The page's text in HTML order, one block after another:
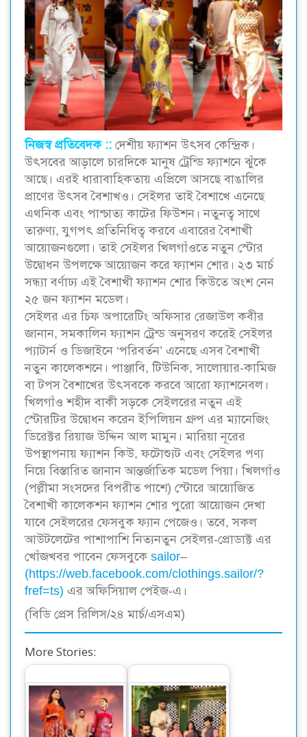
নিজস্ব প্রতিবেদক :: দেশীয় ফ্যাশন উৎসব কেন্দ্রিক।
উৎসবের আড়ালে চারদিকে মানুষ ট্রেন্ডি ফ্যাশনে ঝুঁকে
আছে। এরই ধারাবাহিকতায় এপ্রিলে আসছে বাঙালির
প্রাণের উৎসব বৈশাখও। সেইলর তাই বৈশাখে এনেছে
এথনিক এবং পাশ্চাত্য কাটের ফিউশন। নতুনত্ব সাথে
তারুণ্য, যুগপৎ প্রতিনিধিত্ব করবে এবারের বৈশাখী
আয়োজনগুলো। তাই সেইলর খিলগাঁওতে নতুন স্টোর
উদ্বোধন উপলক্ষে আয়োজন করে ফ্যাশন শোর। ২৩ মার্চ
সন্ধ্যা বর্ণাঢ্য এই বৈশাখী ফ্যাশন শোর কিউতে অংশ নেন
২৫ জন ফ্যাশন মডেল।
সেইলর এর চিফ অপারেটিং অফিসার রেজাউল কবীর
জানান, সমকালিন ফ্যাশন ট্রেন্ড অনুসরণ করেই সেইলর
প্যাটার্ন ও ডিজাইনে ‘পরিবর্তন’ এনেছে এসব বৈশাখী
নতুন কালেকশনে। পাঞ্জাবি, টিউনিক, সালোয়ার-কামিজ
বা টপস বৈশাখের উৎসবকে করবে আরো ফ্যাশনেবল।
খিলগাঁও শহীদ বাকী সড়কে সেইলরের নতুন এই
স্টোরটির উদ্বোধন করেন ইপিলিয়ন গ্রুপ এর ম্যানেজিং
ডিরেক্টর রিয়াজ উদ্দিন আল মামুন। মারিয়া নূরের
উপস্থাপনায় ফ্যাশন কিউ, ফটোশ্যুট এবং সেইলর পণ্য
নিয়ে বিস্তারিত জানান আন্তর্জাতিক মডেল পিয়া। খিলগাঁও
(পল্লীমা সংসদের বিপরীত পাশে) স্টোরে আয়োজিত
বৈশাখী কালেকশন ফ্যাশন শোর পুরো আয়োজন দেখা
যাবে সেইলরের ফেসবুক ফ্যান পেজেও। তবে, সকল
আউটলেটের পাশাপাশি নিত্যনতুন সেইলর-প্রোডাক্ট এর
খোঁজখবর পাবেন ফেসবুকে sailor–
(https://web.facebook.com/clothings.sailor/?
fref=ts) এর অফিসিয়াল পেইজ-এ।
(বিডি প্রেস রিলিস/২৪ মার্চ/এসএম)
More Stories: